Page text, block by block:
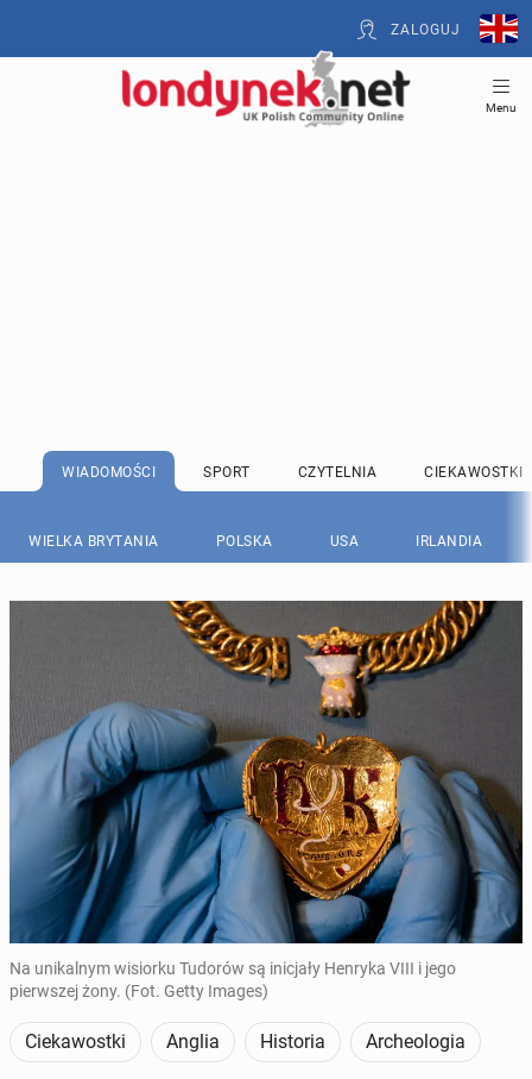
ZALOGUJ
Menu
WIADOMOŚCI SPORT CZYTELNIA CIEKAWOSTKI
WIELKA BRYTANIA POLSKA USA IRLANDIA
Na unikalnym wisiorku Tudorów są inicjały Henryka VIII i jego
pierwszej żony. (Fot. Getty Images)
Ciekawostki Anglia Historia Archeologia